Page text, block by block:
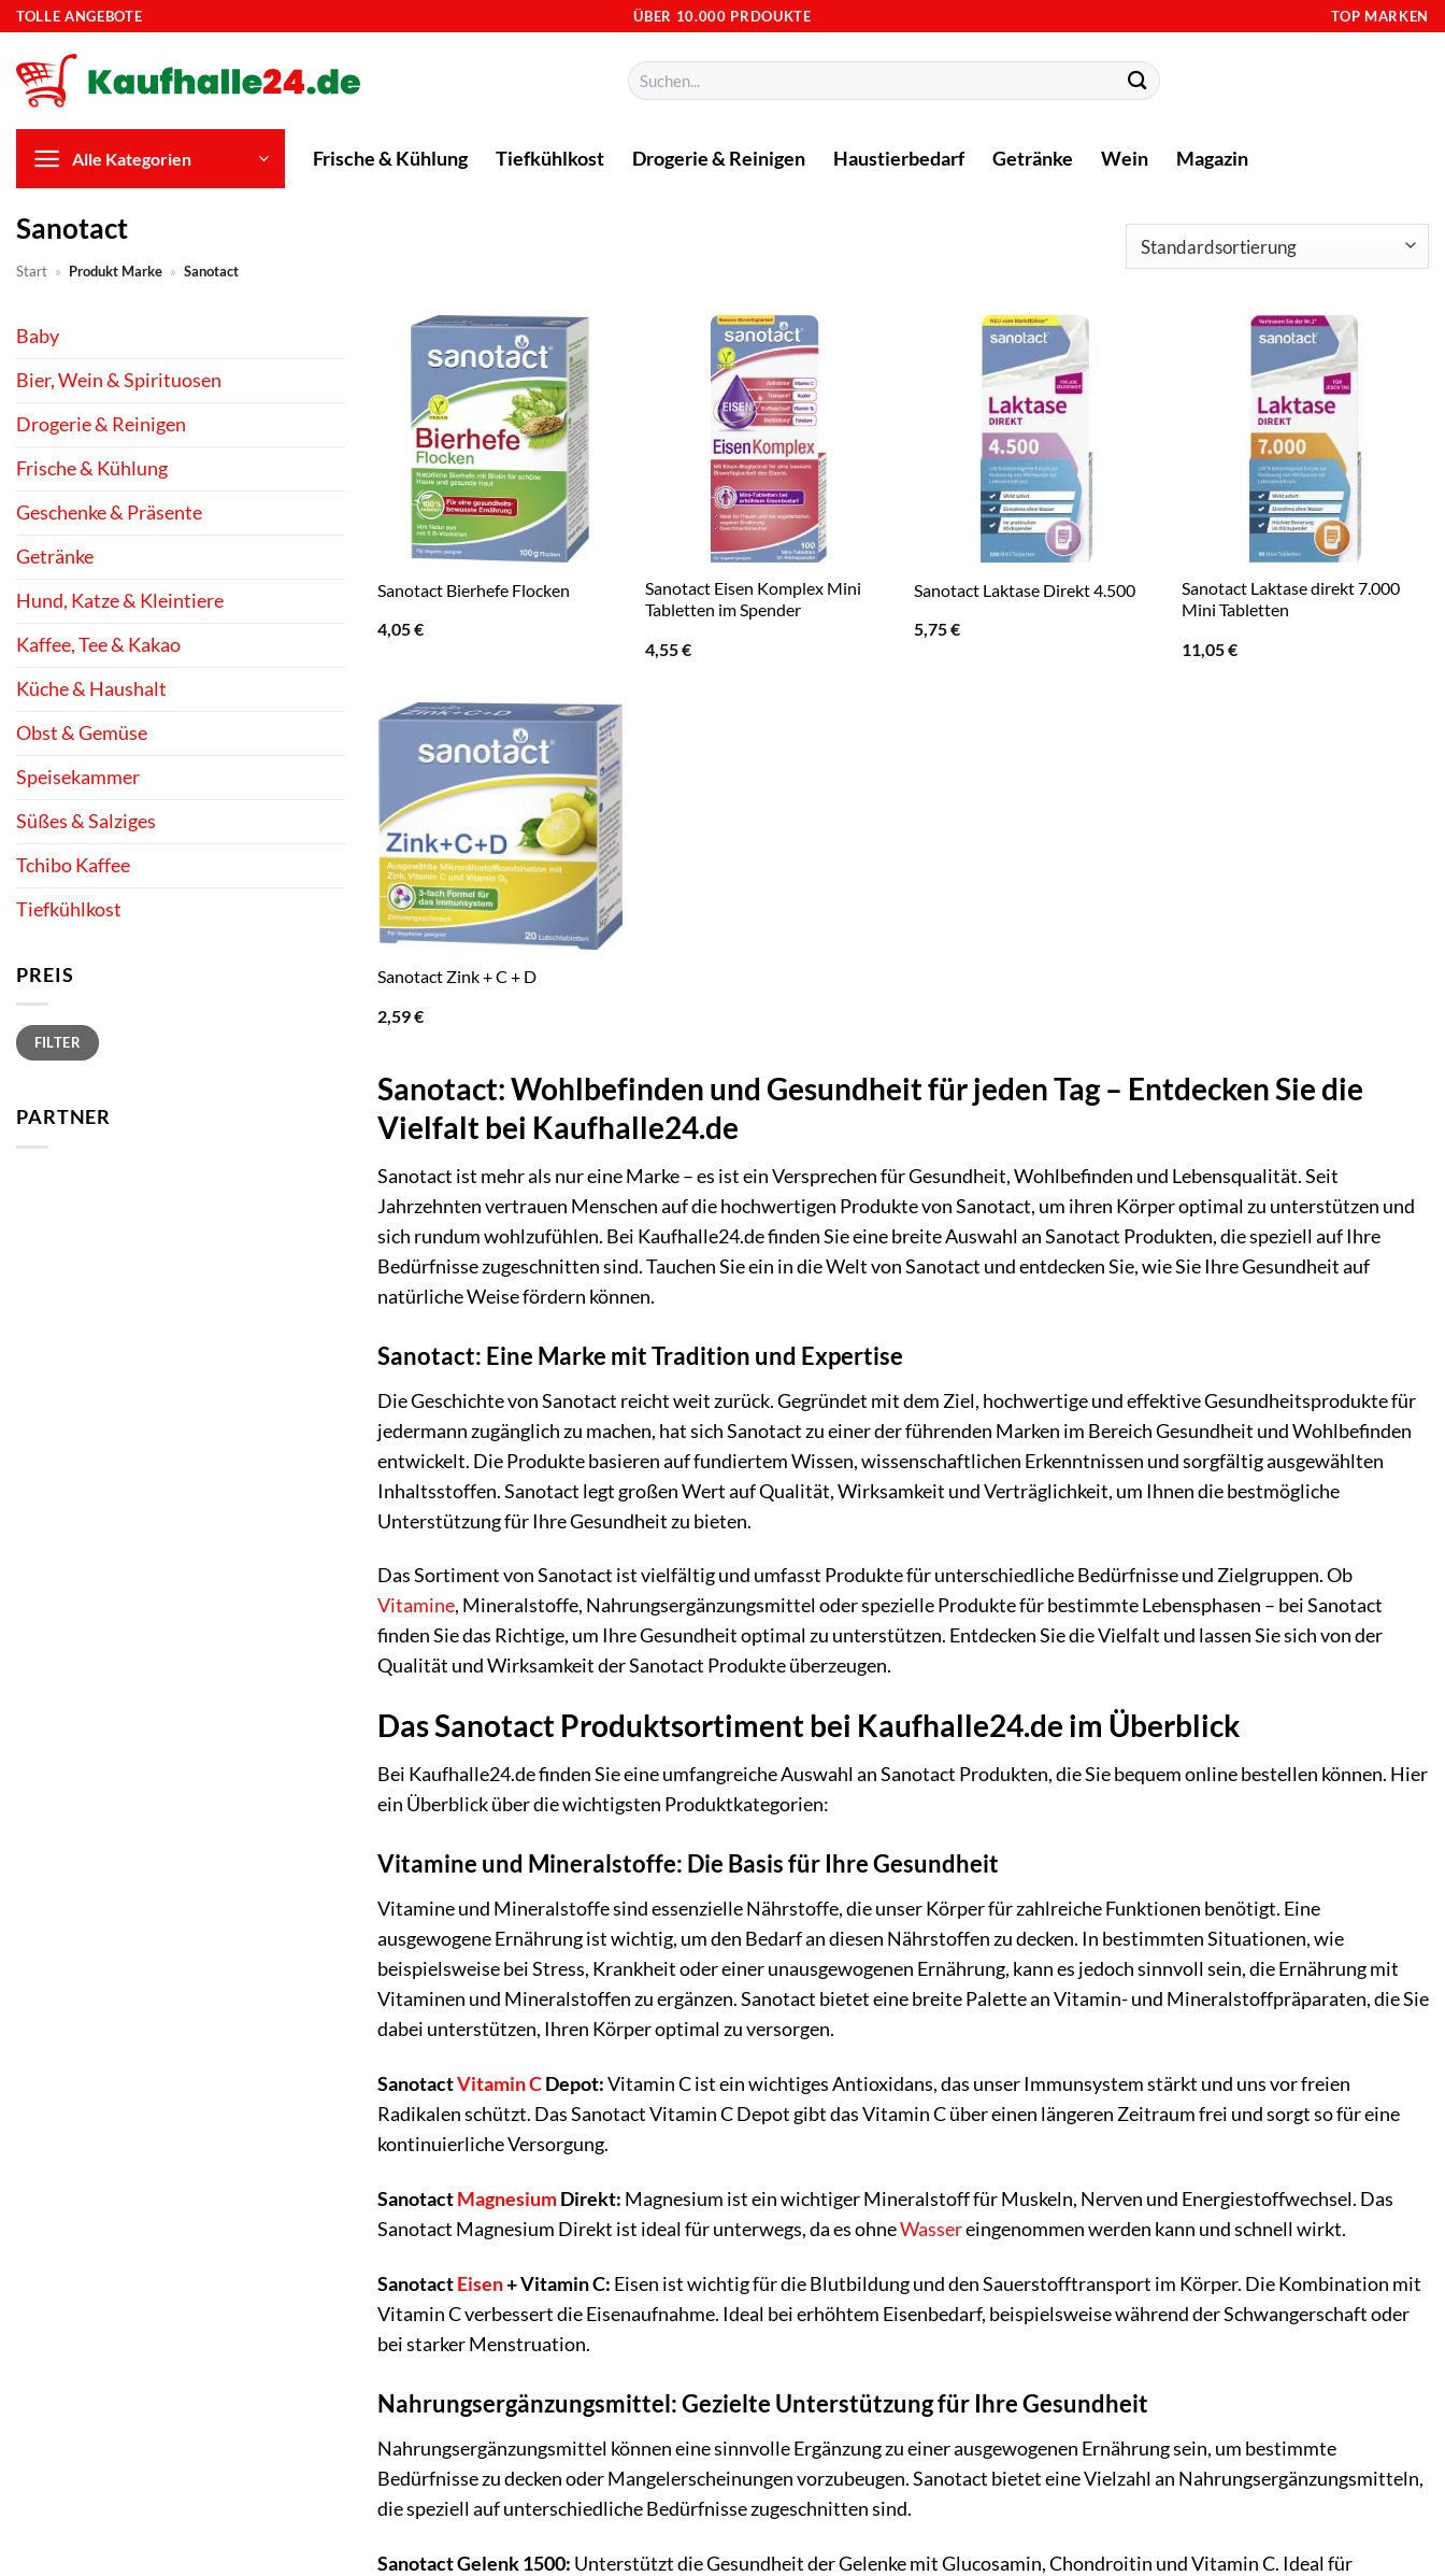
Zum
springen
TOLLE ANGEBOTE ÜBER 10.000 PRDOUKTE TOP MARKEN
Suchen
nach:
Alle Kategorien Frische & Kühlung Tiefkühlkost Drogerie & Reinigen Haustierbedarf Getränke Wein Magazin
Sanotact
Start » Produkt Marke » Sanotact
Baby
Bier, Wein & Spirituosen
Drogerie & Reinigen
Frische & Kühlung
Geschenke & Präsente
Getränke
Hund, Katze & Kleintiere
Kaffee, Tee & Kakao
Küche & Haushalt
Obst & Gemüse
Speisekammer
Süßes & Salziges
Tchibo Kaffee
Tiefkühlkost
PREIS
Min.
Preis
Max.
PreisFILTER
PARTNER
Sanotact Bierhefe Flocken
4,05€
Sanotact Eisen Komplex Mini
Tabletten im Spender
4,55€
Sanotact Laktase Direkt 4.500
5,75€
Sanotact Laktase direkt 7.000
Mini Tabletten
11,05€
Sanotact Zink + C + D
2,59€
Sanotact: Wohlbefinden und Gesundheit für jeden Tag – Entdecken Sie die
Vielfalt bei Kaufhalle24.de
Sanotact ist mehr als nur eine Marke – es ist ein Versprechen für Gesundheit, Wohlbefinden und Lebensqualität. Seit
Jahrzehnten vertrauen Menschen auf die hochwertigen Produkte von Sanotact, um ihren Körper optimal zu unterstützen und
sich rundum wohlzufühlen. Bei Kaufhalle24.de finden Sie eine breite Auswahl an Sanotact Produkten, die speziell auf Ihre
Bedürfnisse zugeschnitten sind. Tauchen Sie ein in die Welt von Sanotact und entdecken Sie, wie Sie Ihre Gesundheit auf
natürliche Weise fördern können.
Sanotact: Eine Marke mit Tradition und Expertise
Die Geschichte von Sanotact reicht weit zurück. Gegründet mit dem Ziel, hochwertige und effektive Gesundheitsprodukte für
jedermann zugänglich zu machen, hat sich Sanotact zu einer der führenden Marken im Bereich Gesundheit und Wohlbefinden
entwickelt. Die Produkte basieren auf fundiertem Wissen, wissenschaftlichen Erkenntnissen und sorgfältig ausgewählten
Inhaltsstoffen. Sanotact legt großen Wert auf Qualität, Wirksamkeit und Verträglichkeit, um Ihnen die bestmögliche
Unterstützung für Ihre Gesundheit zu bieten.
Das Sortiment von Sanotact ist vielfältig und umfasst Produkte für unterschiedliche Bedürfnisse und Zielgruppen. Ob
Vitamine, Mineralstoffe, Nahrungsergänzungsmittel oder spezielle Produkte für bestimmte Lebensphasen – bei Sanotact
finden Sie das Richtige, um Ihre Gesundheit optimal zu unterstützen. Entdecken Sie die Vielfalt und lassen Sie sich von der
Qualität und Wirksamkeit der Sanotact Produkte überzeugen.
Das Sanotact Produktsortiment bei Kaufhalle24.de im Überblick
Bei Kaufhalle24.de finden Sie eine umfangreiche Auswahl an Sanotact Produkten, die Sie bequem online bestellen können. Hier
ein Überblick über die wichtigsten Produktkategorien:
Vitamine und Mineralstoffe: Die Basis für Ihre Gesundheit
Vitamine und Mineralstoffe sind essenzielle Nährstoffe, die unser Körper für zahlreiche Funktionen benötigt. Eine
ausgewogene Ernährung ist wichtig, um den Bedarf an diesen Nährstoffen zu decken. In bestimmten Situationen, wie
beispielsweise bei Stress, Krankheit oder einer unausgewogenen Ernährung, kann es jedoch sinnvoll sein, die Ernährung mit
Vitaminen und Mineralstoffen zu ergänzen. Sanotact bietet eine breite Palette an Vitamin- und Mineralstoffpräparaten, die Sie
dabei unterstützen, Ihren Körper optimal zu versorgen.
SanotactVitamin CDepot:Vitamin C ist ein wichtiges Antioxidans, das unser Immunsystem stärkt und uns vor freien
Radikalen schützt. Das Sanotact Vitamin C Depot gibt das Vitamin C über einen längeren Zeitraum frei und sorgt so für eine
kontinuierliche Versorgung.
SanotactMagnesiumDirekt: Magnesium ist ein wichtiger Mineralstoff für Muskeln, Nerven und Energiestoffwechsel. Das
Sanotact Magnesium Direkt ist ideal für unterwegs, da es ohneWassereingenommen werden kann und schnell wirkt.
SanotactEisen+ Vitamin C: Eisen ist wichtig für die Blutbildung und den Sauerstofftransport im Körper. Die Kombination mit
Vitamin C verbessert die Eisenaufnahme. Ideal bei erhöhtem Eisenbedarf, beispielsweise während der Schwangerschaft oder
bei starker Menstruation.
Nahrungsergänzungsmittel: Gezielte Unterstützung für Ihre Gesundheit
Nahrungsergänzungsmittel können eine sinnvolle Ergänzung zu einer ausgewogenen Ernährung sein, um bestimmte
Bedürfnisse zu decken oder Mangelerscheinungen vorzubeugen. Sanotact bietet eine Vielzahl an Nahrungsergänzungsmitteln,
die speziell auf unterschiedliche Bedürfnisse zugeschnitten sind.
Sanotact Gelenk 1500: Unterstützt die Gesundheit der Gelenke mit Glucosamin, Chondroitin und Vitamin C. Ideal für